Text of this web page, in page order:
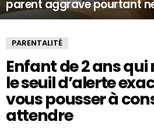
parent aggrave pourtant
PARENTALITÉ
Enfant de 2 ans qui
le seuil d’alerte
vous pousser à
attendre